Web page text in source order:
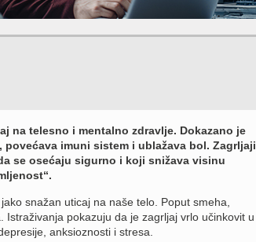
na telesno i mentalno zdravlje. Dokazano je
imuni sistem i ublažava bol. Zagrljaji
se osećaju sigurno i koji snižava visinu
snažan uticaj na naše telo. Poput smeha,
pokazuju da je zagrljaj vrlo učinkovit u
anksioznosti i stresa.